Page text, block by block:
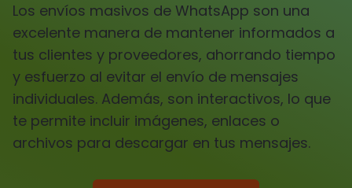
Los envíos masivos de WhatsApp son una
excelente manera de mantener informados a
tus clientes y proveedores, ahorrando tiempo
y esfuerzo al evitar el envío de mensajes
individuales. Además, son interactivos, lo que
te permite incluir imágenes, enlaces o
archivos para descargar en tus mensajes.